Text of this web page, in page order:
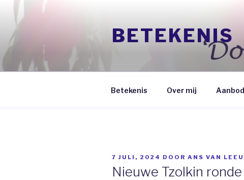
inhoud
springen
BETEKENIS
Betekenis Over mij Aanbod
GEPLAATST
7 JULI, 2024 DOOR ANS VAN
Nieuwe Tzolkin